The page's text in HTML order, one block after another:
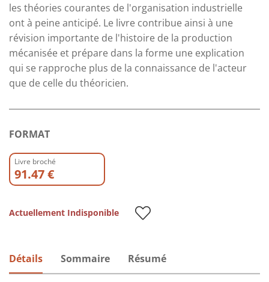
les théories courantes de l'organisation industrielle
ont à peine anticipé. Le livre contribue ainsi à une
révision importante de l'histoire de la production
mécanisée et prépare dans la forme une explication
qui se rapproche plus de la connaissance de l'acteur
que de celle du théoricien.
FORMAT
Livre broché
91.47 €
Actuellement Indisponible
Détails Sommaire Résumé